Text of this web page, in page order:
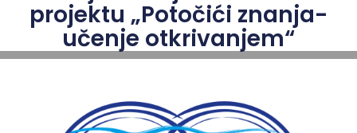
projektu „Potočići znanja-
učenje otkrivanjem“